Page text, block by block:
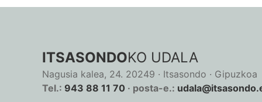
ITSASONDOKO UDALA
Nagusia kalea, 24. 20249 · Itsasondo · Gipuzkoa
Tel.: 943 88 11 70 · posta-e.: